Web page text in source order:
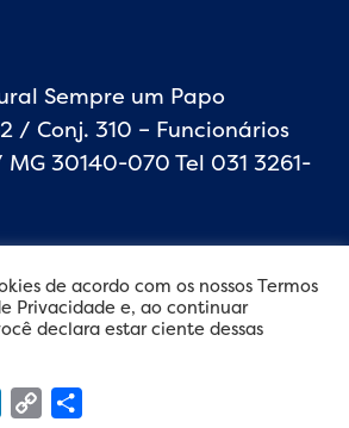
Sempre um Papo
/ Conj. 310 – Funcionários
30140-070 Tel 031 3261-
- Desenvolvido por websytes
LinkedIn
Copy
Link
de acordo com os nossos Termos
Privacidade e, ao continuar
declara estar ciente dessas